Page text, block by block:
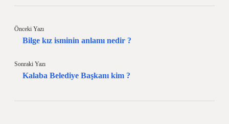
Önceki Yazı
Bilge kız isminin anlamı nedir ?
Sonraki Yazı
Kalaba Belediye Başkanı kim ?